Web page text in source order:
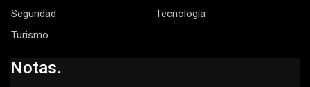
Seguridad
Tecnología
Turismo
Notas.